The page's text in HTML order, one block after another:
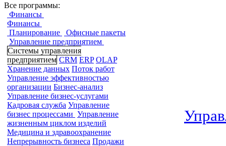
Все программы:
Финансы
Финансы
Планирование
Офисные пакеты
Управление предприятием
Системы управления
предприятием CRM ERP OLAP
Хранение данных Поток работ
Управление эффективностью
организации Бизнес-анализ
Управление бизнес-услугами
Кадровая служба Управление
бизнес процессами Управление
жизненным циклом изделий
Медицина и здравоохранение
Непрерывность бизнеса Продажи